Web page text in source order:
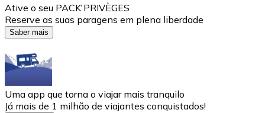
Ative o seu PACK'PRIVÈGES
Reserve as suas paragens em plena liberdade
Saber mais
Uma app que torna o viajar mais tranquilo
Já mais de 1 milhão de viajantes conquistados!